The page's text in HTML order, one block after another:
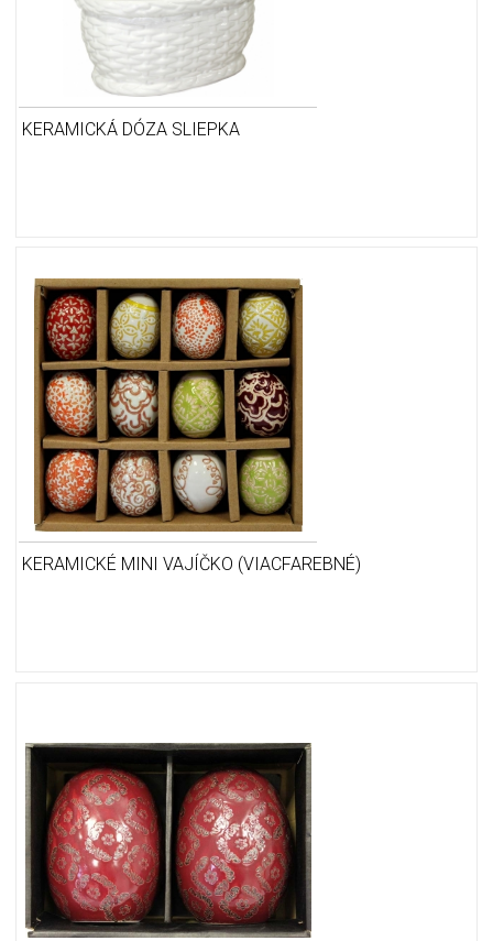
KERAMICKÁ DÓZA SLIEPKA
KERAMICKÉ MINI VAJÍČKO (VIACFAREBNÉ)